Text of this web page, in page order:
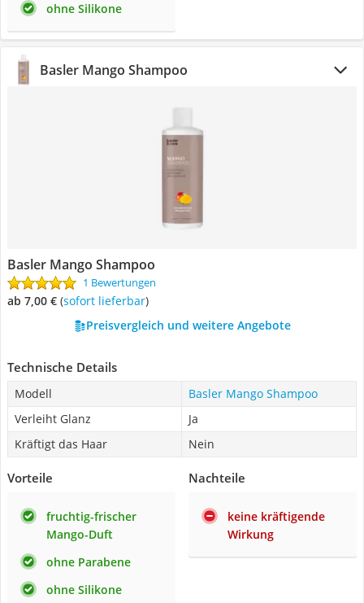
ohne Silikone
Basler Mango Shampoo
Basler Mango Shampoo
1 Bewertungen
ab 7,00 € ( Sofort lieferbar)
Preisvergleich und weitere Angebote
Technische Details
Modell
Basler Mango Shampoo
Verleiht Glanz
Ja
Kräftigt das Haar
Nein
Vorteile
fruchtig-frischer
Mango-Duft
ohne Parabene
ohne Silikone
Nachteile
keine kräftigende
Wirkung